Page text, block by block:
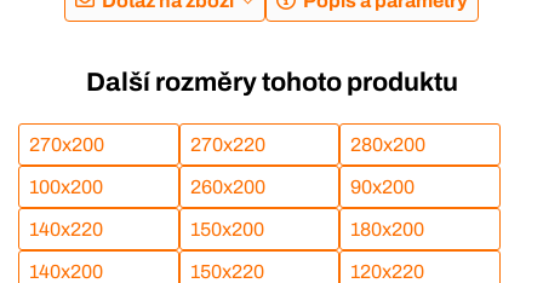
Další rozměry tohoto produktu
270x200 270x220 280x200
100x200 260x200 90x200
140x220 150x200 180x200
140x200 150x220 120x220